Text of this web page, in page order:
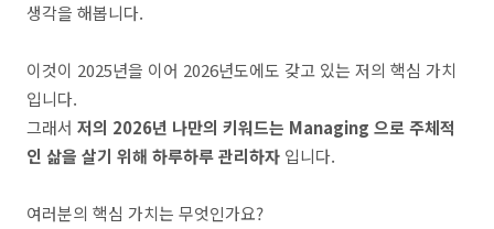
생각을 해봅니다.
이것이 2025년을 이어 2026년도에도 갖고 있는 저의 핵심 가치
입니다.
그래서 저의 2026년 나만의 키워드는 Managing 으로 주체적
인 삶을 살기 위해 하루하루 관리하자 입니다.
여러분의 핵심 가치는 무엇인가요?